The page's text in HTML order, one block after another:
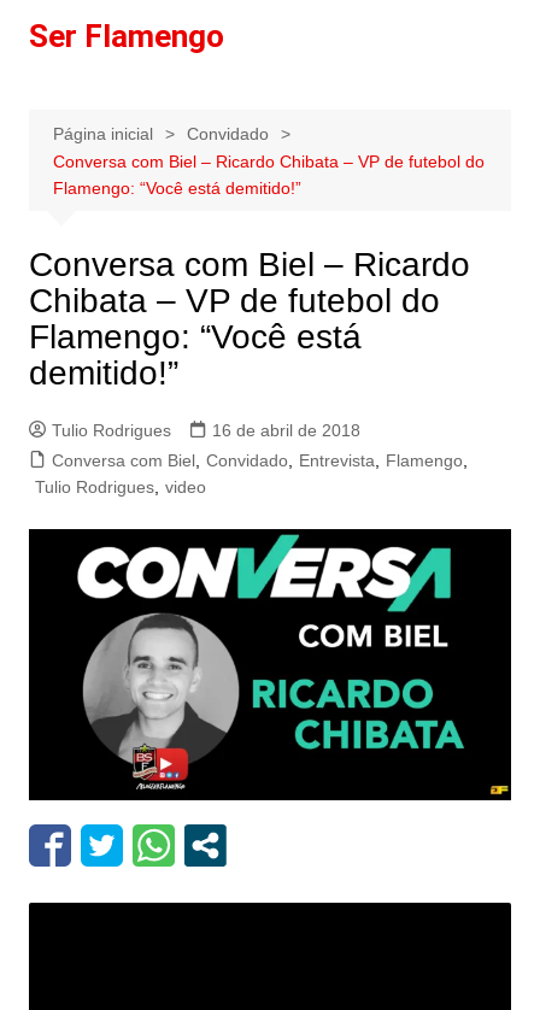
paraSer Flamengo
Página inicial
Convidado
Conversa com Biel – Ricardo Chibata – VP de futebol do
Flamengo: “Você está demitido!”
Conversa com Biel – Ricardo
Chibata – VP de futebol do
Flamengo: “Você está
demitido!”
Tulio Rodrigues
16 de abril de 2018
Conversa com Biel, Convidado, Entrevista Flamengo,
Tulio Rodrigues, video